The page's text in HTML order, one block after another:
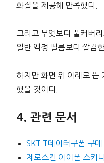
화질을 제공해 만족했다.
그리고 무엇보다 풀커버
일반 액정 필름보다 깔끔
하지만 화면 위 아래로 뜬
했을 것이다.
관련 문서
SKT T데이터쿠폰 구매
제로스킨 아이폰 스키